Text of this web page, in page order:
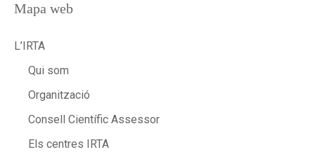
Mapa web
L’IRTA
Qui som
Organització
Consell Científic Assessor
Els centres IRTA